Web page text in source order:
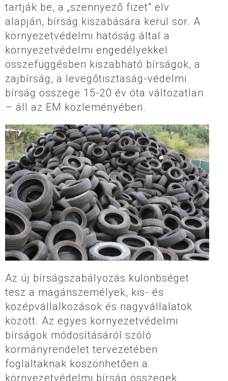
tartják be, a „szennyező fizet” elv
alapján, bírság kiszabására kerül sor. A
környezetvédelmi hatóság által a
környezetvédelmi engedélyekkel
összefüggésben kiszabható bírságok, a
zajbírság, a levegőtisztaság-védelmi
bírság összege 15-20 év óta változatlan
– áll az EM közleményében.
Az új bírságszabályozás különbséget
tesz a magánszemélyek, kis- és
középvállalkozások és nagyvállalatok
között. Az egyes környezetvédelmi
bírságok módosításáról szóló
kormányrendelet tervezetében
foglaltaknak köszönhetően a
környezetvédelmi bírság összegek